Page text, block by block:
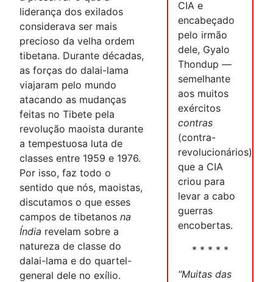
CIA e
encabeçado
pelo irmão
dele, Gyalo
Thondup —
semelhante
aos muitos
exércitos
contras
(contra-
revolucionários)
que a CIA
criou para
levar a cabo
guerras
encobertas.
* * * * *
“Muitas das
liderança dos exilados
considerava ser mais
precioso da velha ordem
tibetana. Durante décadas,
as forças do dalai-lama
viajaram pelo mundo
atacando as mudanças
feitas no Tibete pela
revolução maoista durante
a tempestuosa luta de
classes entre 1959 e 1976.
Por isso, faz todo o
sentido que nós, maoistas,
discutamos o que esses
campos de tibetanos na
Índia revelam sobre a
natureza de classe do
dalai-lama e do quartel-
general dele no exílio.